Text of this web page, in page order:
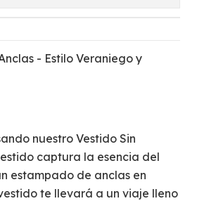
- Estilo Veraniego y
nuestro Vestido Sin
captura la esencia del
estampado de anclas en
te llevará a un viaje lleno